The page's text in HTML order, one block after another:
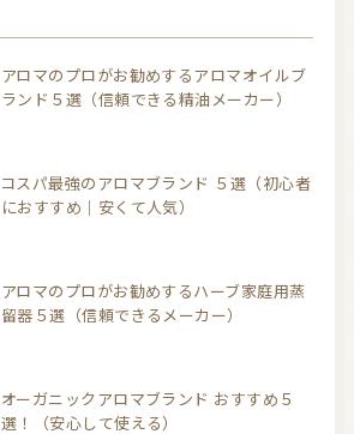
アロマのプロがお勧めするアロマオイルブ
ランド５選（信頼できる精油メーカー）
コスパ最強のアロマブランド ５選（初心者
におすすめ｜安くて人気）
アロマのプロがお勧めするハーブ家庭用蒸
留器５選（信頼できるメーカー）
オーガニックアロマブランド おすすめ５
選！（安心して使える）